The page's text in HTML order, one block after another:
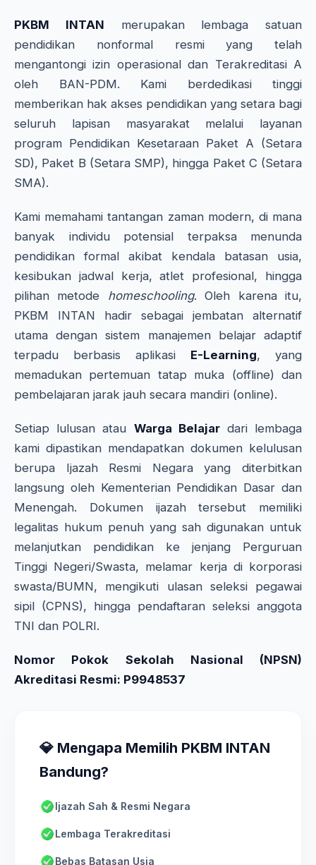
PKBM INTAN merupakan lembaga satuan
pendidikan nonformal resmi yang telah
mengantongi izin operasional dan Terakreditasi A
oleh BAN-PDM. Kami berdedikasi tinggi
memberikan hak akses pendidikan yang setara bagi
seluruh lapisan masyarakat melalui layanan
program Pendidikan Kesetaraan Paket A (Setara
SD), Paket B (Setara SMP), hingga Paket C (Setara
SMA).
Kami memahami tantangan zaman modern, di mana
banyak individu potensial terpaksa menunda
pendidikan formal akibat kendala batasan usia,
kesibukan jadwal kerja, atlet profesional, hingga
pilihan metode homeschooling. Oleh karena itu,
PKBM INTAN hadir sebagai jembatan alternatif
utama dengan sistem manajemen belajar adaptif
terpadu berbasis aplikasi E-Learning, yang
memadukan pertemuan tatap muka (offline) dan
pembelajaran jarak jauh secara mandiri (online).
Setiap lulusan atau Warga Belajardari lembaga
kami dipastikan mendapatkan dokumen kelulusan
berupa Ijazah Resmi Negara yang diterbitkan
langsung oleh Kementerian Pendidikan Dasar dan
Menengah. Dokumen ijazah tersebut memiliki
legalitas hukum penuh yang sah digunakan untuk
melanjutkan pendidikan ke jenjang Perguruan
Tinggi Negeri/Swasta, melamar kerja di korporasi
swasta/BUMN, mengikuti ulasan seleksi pegawai
sipil (CPNS), hingga pendaftaran seleksi anggota
TNI dan POLRI.
Nomor Pokok Sekolah Nasional (NPSN)
Akreditasi Resmi: P9948537
💎 Mengapa Memilih PKBM INTAN
Bandung?
Ijazah Sah & Resmi Negara
Lembaga Terakreditasi
Bebas Batasan Usia